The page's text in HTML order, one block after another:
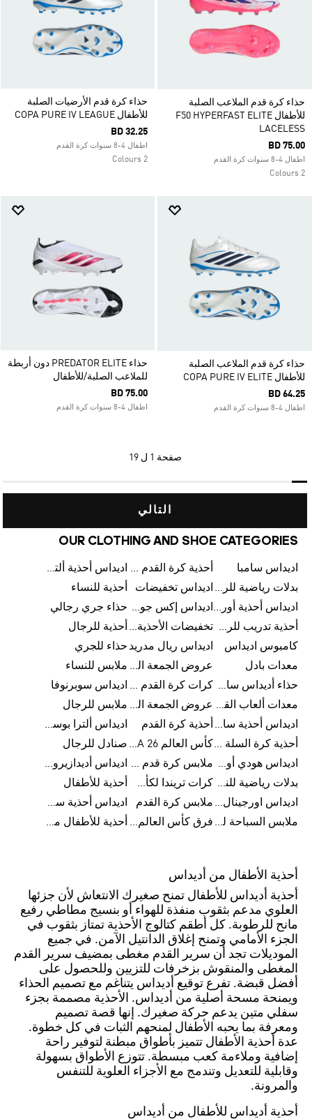
حذاء كرة قدم الملاعب الصلبة
للأطفال F50 HYPERFAST ELITE
LACELESS
BD 75.00
اطفال 4-8 سنوات كرة القدم
2 Colours
حذاء كرة قدم الأرضيات الصلبة
للأطفال COPA PURE IV LEAGUE
BD 32.25
اطفال 4-8 سنوات كرة القدم
2 Colours
حذاء كرة قدم الملاعب الصلبة
للأطفال COPA PURE IV ELITE
BD 64.25
اطفال 4-8 سنوات كرة القدم
حذاء PREDATOR ELITE دون أربطة
للملاعب الصلبة/للأطفال
BD 75.00
اطفال 4-8 سنوات كرة القدم
صفحة 1 ل 19
التالي
OUR CLOTHING AND SHOE CATEGORIES
اديداس سامبا أحذية كرة القدم للرجال
اديداس أحذية ألترا بوست للرجال
بدلات رياضية للرجال اديداس تخفيضات
أحذية للنساء
اديداس أحذية أورجينالز
اديداس إكس جود بيلينغهام حذاء جري رجالي
أحذية تدريب للرجال
تخفيضات الأحذية للرجال أحذية للرجال
كامبوس اديداس
اديداس ريال مدريد حذاء للجري
معدات بادل
عروض الجمعة البيضاء للرجال ملابس للنساء
حذاء أديداس سامبا للأطفال
كرات كرة القدم للرجال اديداس سوبرنوفا
معدات ألعاب القوى
عروض الجمعة البيضاء للسيدات ملابس للرجال
اديداس أحذية سامبا للنساء أحذية كرة القدم
اديداس ألترا بوست
أحذية كرة السلة للرجال
كأس العالم FIFA 26™ صنادل للرجال
اديداس هودي أورجينال للنساء
ملابس كرة قدم للاطفال
اديداس أديدازيرو معدات الجري
بدلات رياضية للنساء
كرات تريندا لكأس العالم FIFA 26™
أحذية للأطفال
اديداس اورجينال ملابس ملابس كرة القدم
اديداس أحذية سوبرنوفا للرجال
ملابس السباحة للرجال
فرق كأس العالم FIFA 26™ أحذية للأطفال من 8 إلى 16 سنة
أحذية الأطفال من أديداس
أحذية أديداس للأطفال تمنح صغيرك الانتعاش لأن جزئها
العلوي مدعم بثقوب منفذة للهواء أو بنسيج مطاطي رفيع
مانح للرطوبة. كل أطقم كتالوج الأحذية تمتاز بثقوب في
الجزء الأمامي وتمنح إغلاق الدانتيل الآمن. في جميع
الموديلات تجد أن سرير القدم مغطى بمضيف سرير القدم
المغطى والمنقوش بزخرفات للتزيين وللحصول على
أفضل قبضة. تفرع توقيع أديداس يتناغم مع تصميم الحذاء
ويمنحة مسحة أصلية من أديداس. الأحذية مصممة بجزء
سفلي متين يدعم حركة صغيرك. إنها قصة تصميم
ومعرفة بما يحبه الأطفال لمنحهم الثبات في كل خطوة.
عدة أحذية الأطفال تتميز بأطواق مبطنة لتوفير راحة
إضافية وملاءمة كعب مبسطة. تتوزع الأطواق بسهولة
وقابلية للتعديل وتندمج مع الأجزاء العلوية للتنفس
والمرونة.
أحذية أديداس للأطفال من أديداس